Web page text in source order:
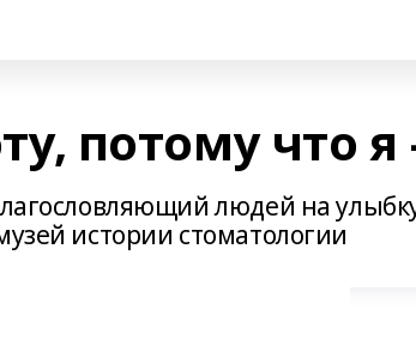
потому что
людей на
истории стоматологии